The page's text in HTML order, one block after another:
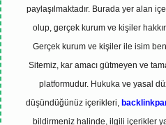
paylaşılmaktadır. Burada yer alan
olup, gerçek kurum ve kişiler
Gerçek kurum ve kişiler ile isim
Sitemiz, kar amacı gütmeyen ve
platformudur. Hukuka ve yasal
düşündüğünüz içerikleri,
bildirmeniz halinde, ilgili içerikler